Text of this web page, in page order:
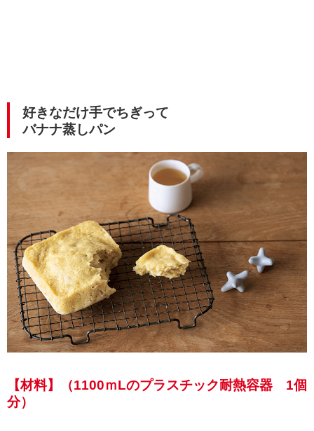
好きなだけ手でちぎって
バナナ蒸しパン
【材料】（1100ｍLのプラスチック耐熱容器 1個
分）